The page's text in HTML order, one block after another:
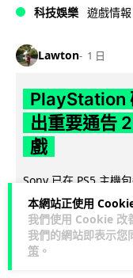
本網站正使用
我們使用 Cookie 改
我們的網站即表示您
策 。
科技娛樂 遊戲情報
Lawton 1 日
PlayStation
出重要通告
戲
Sony 已在 PS5 主機
計劃：2028 年 1 月
因此... 閱讀全文
172